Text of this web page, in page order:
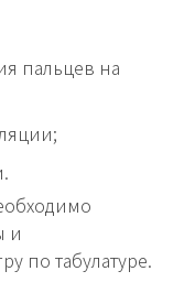
пальцев на
и
по табулатуре.